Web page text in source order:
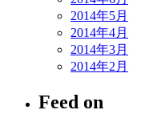
2014年5月
2014年4月
2014年3月
2014年2月
Feed on